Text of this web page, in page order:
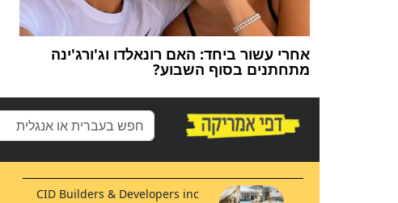
אחרי עשור ביחד: האם רונאלדו וג'ורג'ינה
מתחתנים בסוף השבוע?
CID Builders & Developers inc